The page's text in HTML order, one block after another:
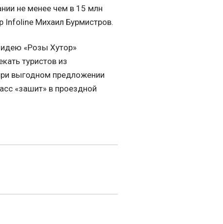
не менее чем в 15 млн
Infoline Михаил Бурмистров.
идею «Розы Хутор»
туристов из
выгодном предложении
«зашит» в проездной